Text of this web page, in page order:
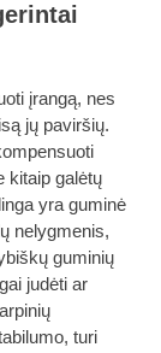
įrangą, nes
jų paviršių.
kitaip galėtų
yra guminė
nelygmenis,
guminių
judėti ar
turi